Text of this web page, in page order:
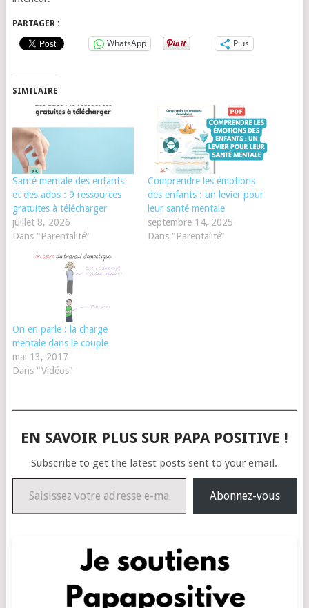
PARTAGER :
WhatsApp Plus
SIMILAIRE
Santé mentale des enfants
et des ados : 9 ressources
gratuites à télécharger
juillet 8, 2026
Dans "Parentalité"
Comprendre les émotions
des enfants : un levier pour
leur santé mentale
septembre 14, 2025
Dans "Parentalité"
On en parle : la charge
mentale dans le couple
mai 13, 2017
Dans "Vidéos"
EN SAVOIR PLUS SUR PAPA POSITIVE !
Subscribe to get the latest posts sent to your email.
Saisissez votre adresse e-mail…
Abonnez-vous